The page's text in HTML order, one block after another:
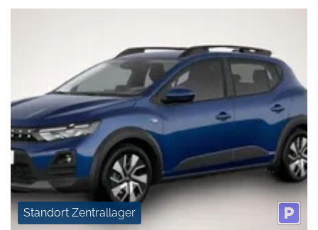
Standort Zentrallager